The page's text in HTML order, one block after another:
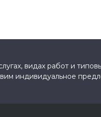
видах работ и
индивидуальное